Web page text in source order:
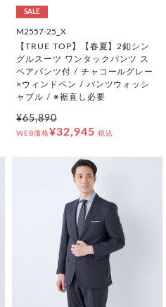
SALE
M2557-25_X
【TRUE TOP】【春夏】2釦シン
グルスーツ ワンタックパンツ ス
ペアパンツ付 / チャコールグレー
×ウィンドペン / パンツウォッシ
ャブル / ※裾直し必要
¥65,890
WEB価格¥32,945 税込